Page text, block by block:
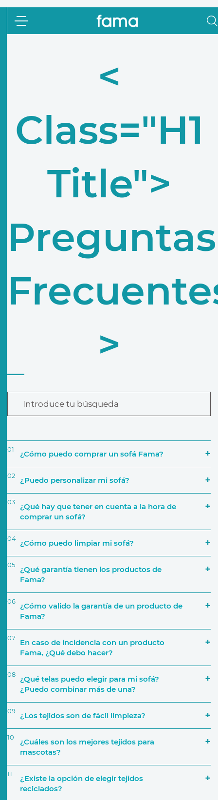
<
Class="h1
Title">
Preguntas
>
Introduce tu búsqueda
01 ¿Cómo puedo comprar un sofá Fama?
‘Encuentra tu tienda’
02 ¿Puedo personalizar mi sofá?
Simulador
03
¿Qué hay que tener en cuenta a la hora de
comprar un sofá?
El espacio que va a ocupar
Número de personas que lo van a utilizar
Características del sofá
04 ¿Cómo puedo limpiar mi sofá?
05
¿Qué garantía tienen los productos de
Fama?
a través de nuestra página web
06
¿Cómo valido la garantía de un producto de
Fama?
Activar Garantía
07
En caso de incidencia con un producto
Fama, ¿Qué debo hacer?
08
¿Qué telas puedo elegir para mi sofá?
¿Puedo combinar más de una?
09 ¿Los tejidos son de fácil limpieza?
10
¿Cuáles son los mejores tejidos para
mascotas?
11
¿Existe la opción de elegir tejidos
reciclados?